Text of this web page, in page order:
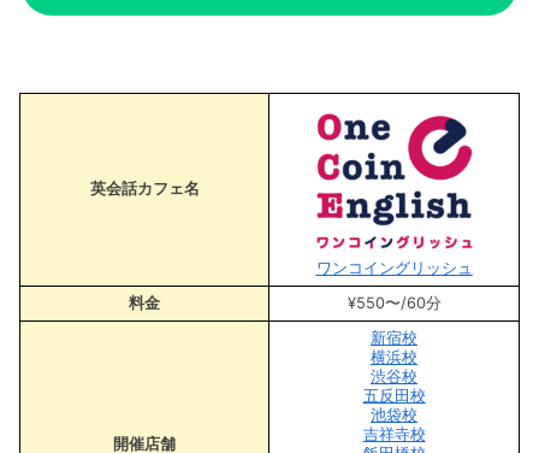
英会話カフェ名
ワンコイングリッシュ
料金
¥550〜/60分
開催店舗
新宿校
横浜校
渋谷校
五反田校
池袋校
吉祥寺校